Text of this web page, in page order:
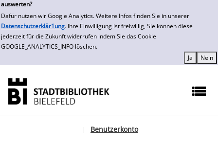
auswerten?
Dafür nutzen wir Google Analytics. Weitere Infos finden Sie in unserer
Datenschutzerklär1ung. Ihre Einwilligung ist freiwillig, Sie können diese
jederzeit für die Zukunft widerrufen indem Sie das Cookie
GOOGLE_ANALYTICS_INFO löschen.
Benutzerkonto